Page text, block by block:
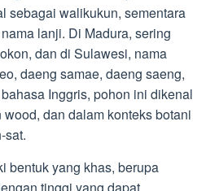
sebagai walikukun, sementara
lanji. Di Madura, sering
dan di Sulawesi, nama
daeng samae, daeng saeng,
Inggris, pohon ini dikenal
dan dalam konteks botani
sat.
bentuk yang khas, berupa